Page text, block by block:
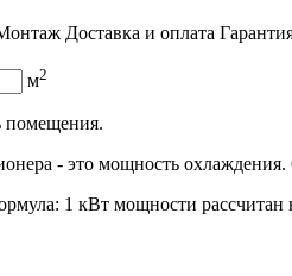
Доставка и оплата
м2
помещения.
- это мощность
1 кВт мощности